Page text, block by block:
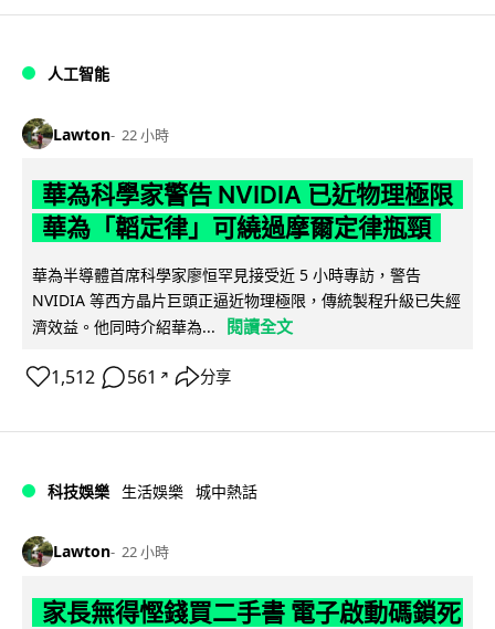
人工智能
Lawton 22 小時
華為科學家警告 NVIDIA 已近物理極限
華為「韜定律」可繞過摩爾定律瓶頸
華為半導體首席科學家廖恒罕見接受近 5 小時專訪，警告
NVIDIA 等西方晶片巨頭正逼近物理極限，傳統製程升級已失經
濟效益。他同時介紹華為...
閱讀全文
1,512 561 ↗ 分享
科技娛樂 生活娛樂 城中熱話
Lawton 22 小時
家長無得慳錢買二手書 電子啟動碼鎖死